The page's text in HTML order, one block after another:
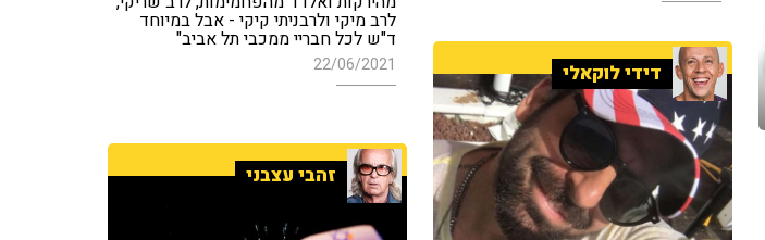
לרב מיקי ולרבניתי קיקי - אבל במיוחד
ד"ש לכל חבריי ממכבי תל אביב"
22/06/2021 דידי לוקאלי
זהבי עצבני